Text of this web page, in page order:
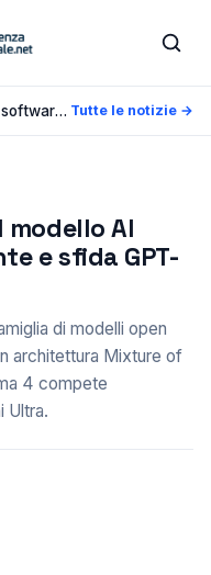
insidia il fossato di Nvidia Tutte le notizie →
AI
e sfida GPT-
di modelli open
architettura Mixture of
4 compete
Ultra.